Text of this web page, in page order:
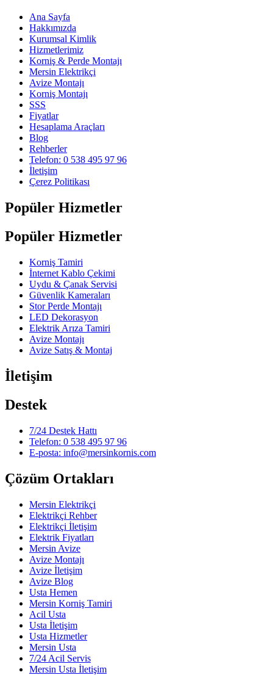
Ana Sayfa
Hakkımızda
Kurumsal Kimlik
Hizmetlerimiz
Korniş & Perde Montajı
Mersin Elektrikçi
Avize Montajı
Korniş Montajı
SSS
Fiyatlar
Hesaplama Araçları
Blog
Rehberler
Telefon: 0 538 495 97 96
İletişim
Çerez Politikası
Popüler Hizmetler
Popüler Hizmetler
Korniş Tamiri
İnternet Kablo Çekimi
Uydu & Çanak Servisi
Güvenlik Kameraları
Stor Perde Montajı
LED Dekorasyon
Elektrik Arıza Tamiri
Avize Montajı
Avize Satış & Montaj
İletişim
Destek
7/24 Destek Hattı
Telefon: 0 538 495 97 96
E-posta: info@mersinkornis.com
Çözüm Ortakları
Mersin Elektrikçi
Elektrikçi Rehber
Elektrikçi İletişim
Elektrik Fiyatları
Mersin Avize
Avize Montajı
Avize İletişim
Avize Blog
Usta Hemen
Mersin Korniş Tamiri
Acil Usta
Usta İletişim
Usta Hizmetler
Mersin Usta
7/24 Acil Servis
Mersin Usta İletişim